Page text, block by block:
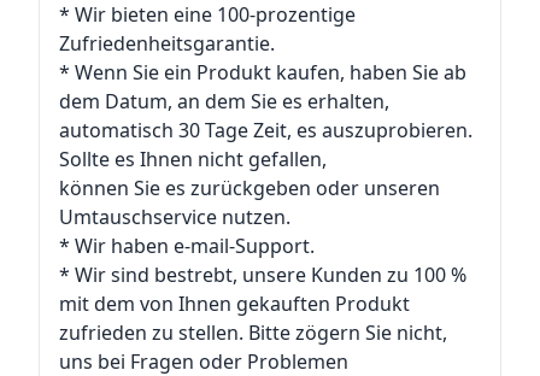
* Wir bieten eine 100-prozentige
Zufriedenheitsgarantie.
* Wenn Sie ein Produkt kaufen, haben Sie ab
dem Datum, an dem Sie es erhalten,
automatisch 30 Tage Zeit, es auszuprobieren.
Sollte es Ihnen nicht gefallen,
können Sie es zurückgeben oder unseren
Umtauschservice nutzen.
* Wir haben e-mail-Support.
* Wir sind bestrebt, unsere Kunden zu 100 %
mit dem von Ihnen gekauften Produkt
zufrieden zu stellen. Bitte zögern Sie nicht,
uns bei Fragen oder Problemen